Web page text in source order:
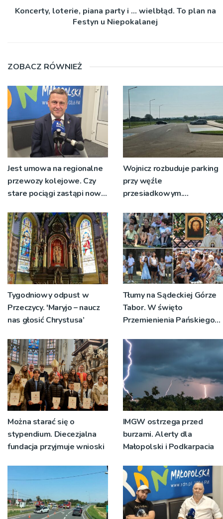
Koncerty, loterie, piana party i … wielbłąd. To plan na
Festyn u Niepokalanej
ZOBACZ RÓWNIEŻ
Jest umowa na regionalne
przewozy kolejowe. Czy
stare pociągi zastąpi nowy
Wojnicz rozbuduje parking
przy węźle
przesiadkowym.
miejsc
Tygodniowy odpust w
Przeczycy. 'Maryjo – naucz
nas głosić Chrystusa’
Tłumy na Sądeckiej Górze
Tabor. W święto
Przemienienia Pańskiego
znaczeniu Sakramentów
[ZDJĘCIA]
Można starać się o
stypendium. Diecezjalna
fundacja przyjmuje wnioski
IMGW ostrzega przed
burzami. Alerty dla
Małopolski i Podkarpacia